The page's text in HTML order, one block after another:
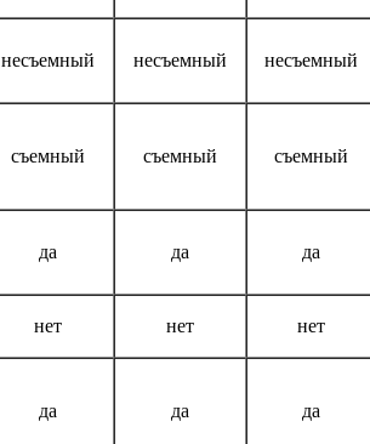
несъемный несъемный несъемный
съемный съемный съемный
да да да
нет нет нет
да да да